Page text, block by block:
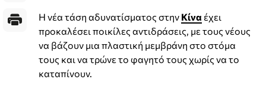
Η νέα τάση αδυνατίσματος στην Κίνα έχει
προκαλέσει ποικίλες αντιδράσεις, με τους νέους
να βάζουν μια πλαστική μεμβράνη στο στόμα
τους και να τρώνε το φαγητό τους χωρίς να το
καταπίνουν.